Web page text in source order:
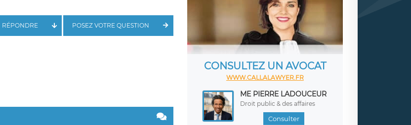
POSEZ VOTRE QUESTION
RÉPONDRE
CONSULTEZ UN AVOCAT
WWW.CALLALAWYER.FR
ME PIERRE LADOUCEUR
Droit public & des affaires
Consulter